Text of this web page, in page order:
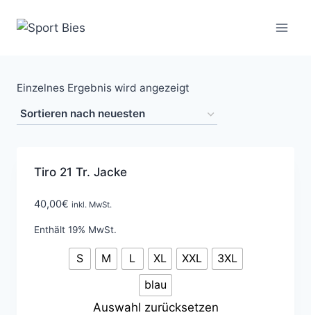
Inhalt
Einzelnes Ergebnis wird angezeigt
Tiro 21 Tr. Jacke
40,00€ inkl. MwSt.
Enthält 19% MwSt.
S M L XL XXL
3XL
blau
Auswahl zurücksetzen